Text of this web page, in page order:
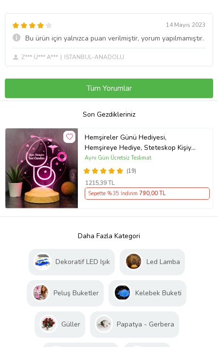
14 Mayıs 2023
Bu ürün için yalnızca puan verilmiştir, yorum yapılmamıştır.
Z*** Ü*** A*** ISTANBUL-ANADOLU
Tüm Yorumlar
Son Gezdikleriniz
Hemşireler Günü Hediyesi,
Hemşireye Hediye, Steteskop Kişiye
Özel Led Lamba
(19)
Aynı Gün Ücretsiz Teslimat
1215,39 TL
Sepette %35 İndirim 790,00 TL
Daha Fazla Kategori
Dekoratif LED Işık Led Lamba
Peluş Buketler Kelebek Buketi
Güller Papatya - Gerbera